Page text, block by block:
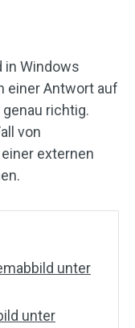
in Windows
einer Antwort auf
richtig.
von
externen
unter
unter